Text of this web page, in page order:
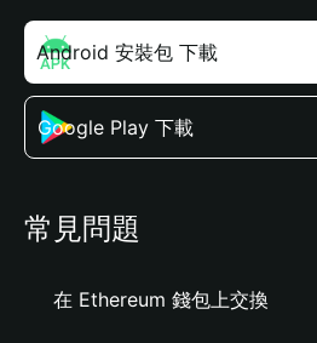
Android 安裝包 下載
Google Play 下載
常見問題
在 Ethereum 錢包上交換